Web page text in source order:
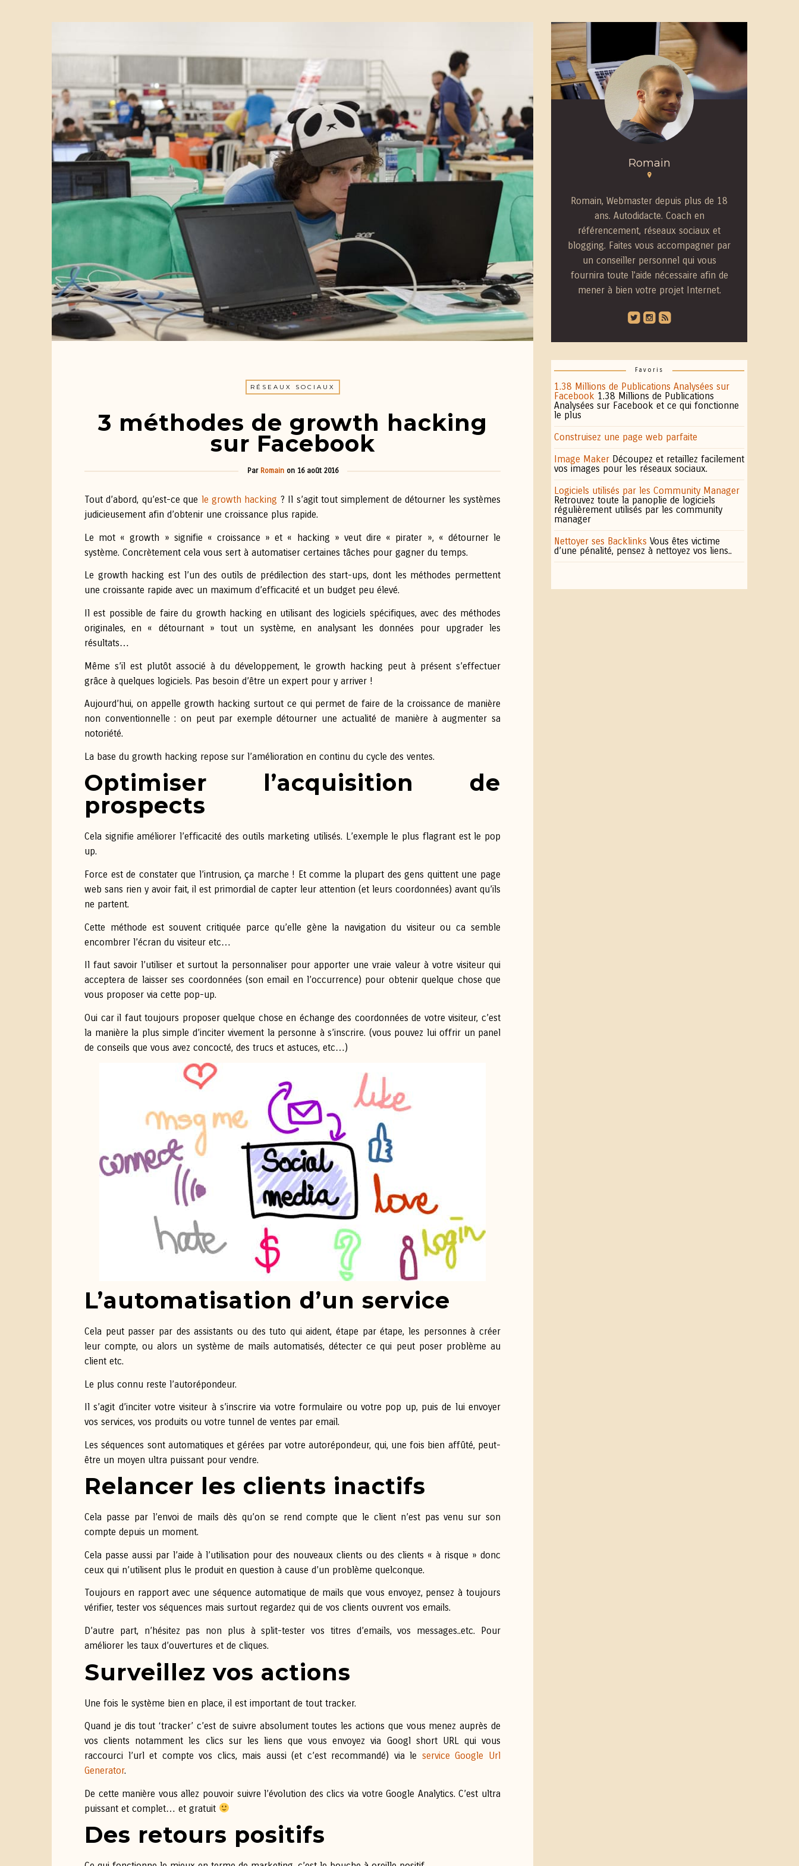
RÉSEAUX SOCIAUX
3 méthodes de growth hacking
sur Facebook
Par Romain on 16 août 2016
Tout d’abord, qu’est-ce que le growth hacking ? Il s’agit tout simplement de détourner les systèmes
judicieusement afin d’obtenir une croissance plus rapide.
Le mot « growth » signifie « croissance » et « hacking » veut dire « pirater », « détourner le
système. Concrètement cela vous sert à automatiser certaines tâches pour gagner du temps.
Le growth hacking est l’un des outils de prédilection des start-ups, dont les méthodes permettent
une croissante rapide avec un maximum d’efficacité et un budget peu élevé.
Il est possible de faire du growth hacking en utilisant des logiciels spécifiques, avec des méthodes
originales, en « détournant » tout un système, en analysant les données pour upgrader les
résultats…
Même s’il est plutôt associé à du développement, le growth hacking peut à présent s’effectuer
grâce à quelques logiciels. Pas besoin d’être un expert pour y arriver !
Aujourd’hui, on appelle growth hacking surtout ce qui permet de faire de la croissance de manière
non conventionnelle : on peut par exemple détourner une actualité de manière à augmenter sa
notoriété.
La base du growth hacking repose sur l’amélioration en continu du cycle des ventes.
Optimiser l’acquisition de
prospects
Cela signifie améliorer l’efficacité des outils marketing utilisés. L’exemple le plus flagrant est le pop
up.
Force est de constater que l’intrusion, ça marche ! Et comme la plupart des gens quittent une page
web sans rien y avoir fait, il est primordial de capter leur attention (et leurs coordonnées) avant qu’ils
ne partent.
Cette méthode est souvent critiquée parce qu’elle gène la navigation du visiteur ou ca semble
encombrer l’écran du visiteur etc…
Il faut savoir l’utiliser et surtout la personnaliser pour apporter une vraie valeur à votre visiteur qui
acceptera de laisser ses coordonnées (son email en l’occurrence) pour obtenir quelque chose que
vous proposer via cette pop-up.
Oui car il faut toujours proposer quelque chose en échange des coordonnées de votre visiteur, c’est
la manière la plus simple d’inciter vivement la personne à s’inscrire. (vous pouvez lui offrir un panel
de conseils que vous avez concocté, des trucs et astuces, etc…)
L’automatisation d’un service
Cela peut passer par des assistants ou des tuto qui aident, étape par étape, les personnes à créer
leur compte, ou alors un système de mails automatisés, détecter ce qui peut poser problème au
client etc.
Le plus connu reste l’autorépondeur.
Il s’agit d’inciter votre visiteur à s’inscrire via votre formulaire ou votre pop up, puis de lui envoyer
vos services, vos produits ou votre tunnel de ventes par email.
Les séquences sont automatiques et gérées par votre autorépondeur, qui, une fois bien affûté, peut-
être un moyen ultra puissant pour vendre.
Relancer les clients inactifs
Cela passe par l’envoi de mails dès qu’on se rend compte que le client n’est pas venu sur son
compte depuis un moment.
Cela passe aussi par l’aide à l’utilisation pour des nouveaux clients ou des clients « à risque » donc
ceux qui n’utilisent plus le produit en question à cause d’un problème quelconque.
Toujours en rapport avec une séquence automatique de mails que vous envoyez, pensez à toujours
vérifier, tester vos séquences mais surtout regardez qui de vos clients ouvrent vos emails.
D’autre part, n’hésitez pas non plus à split-tester vos titres d’emails, vos messages..etc. Pour
améliorer les taux d’ouvertures et de cliques.
Surveillez vos actions
Une fois le système bien en place, il est important de tout tracker.
Quand je dis tout ‘tracker’ c’est de suivre absolument toutes les actions que vous menez auprès de
vos clients notamment les clics sur les liens que vous envoyez via Googl short URL qui vous
raccourci l’url et compte vos clics, mais aussi (et c’est recommandé) via le service Google Url
Generator.
De cette manière vous allez pouvoir suivre l’évolution des clics via votre Google Analytics. C’est ultra
puissant et complet… et gratuit
Des retours positifs
Romain
Romain, Webmaster depuis plus de 18
ans. Autodidacte. Coach en
référencement, réseaux sociaux et
blogging. Faites vous accompagner par
un conseiller personnel qui vous
fournira toute l'aide nécessaire afin de
mener à bien votre projet Internet.
roundedtwitterbird roundedinstagram roundedblip
Favoris
1.38 Millions de Publications Analysées sur
Facebook 1.38 Millions de Publications
Analysées sur Facebook et ce qui fonctionne
le plus
Construisez une page web parfaite
Image Maker Découpez et retaillez facilement
vos images pour les réseaux sociaux.
Logiciels utilisés par les Community Manager
Retrouvez toute la panoplie de logiciels
régulièrement utilisés par les community
manager
Nettoyer ses Backlinks Vous êtes victime
d’une pénalité, pensez à nettoyez vos liens..